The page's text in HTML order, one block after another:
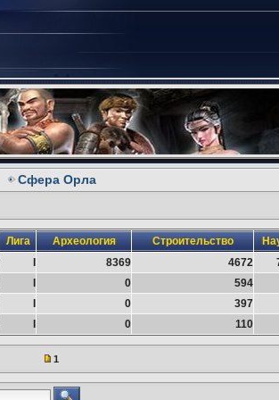
Сфера Орла
Лига Археология Строительство
8369 4672
0 594
0 397
0 110
1